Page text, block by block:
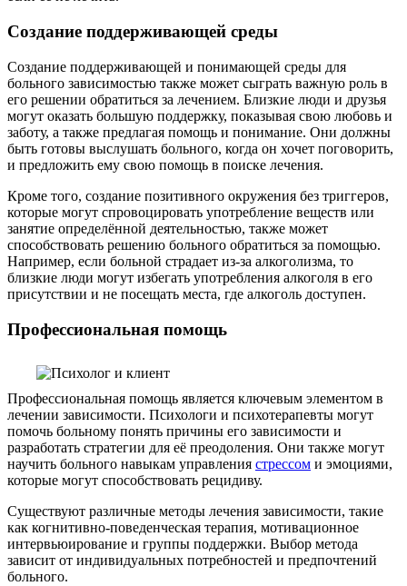
Создание поддерживающей среды
Создание поддерживающей и понимающей среды для
больного зависимостью также может сыграть важную роль в
его решении обратиться за лечением. Близкие люди и друзья
могут оказать большую поддержку, показывая свою любовь и
заботу, а также предлагая помощь и понимание. Они должны
быть готовы выслушать больного, когда он хочет поговорить,
и предложить ему свою помощь в поиске лечения.
Кроме того, создание позитивного окружения без триггеров,
которые могут спровоцировать употребление веществ или
занятие определённой деятельностью, также может
способствовать решению больного обратиться за помощью.
Например, если больной страдает из-за алкоголизма, то
близкие люди могут избегать употребления алкоголя в его
присутствии и не посещать места, где алкоголь доступен.
Профессиональная помощь
Профессиональная помощь является ключевым элементом в
лечении зависимости. Психологи и психотерапевты могут
помочь больному понять причины его зависимости и
разработать стратегии для её преодоления. Они также могут
научить больного навыкам управления стрессом и эмоциями,
которые могут способствовать рецидиву.
Существуют различные методы лечения зависимости, такие
как когнитивно-поведенческая терапия, мотивационное
интервьюирование и группы поддержки. Выбор метода
зависит от индивидуальных потребностей и предпочтений
больного.